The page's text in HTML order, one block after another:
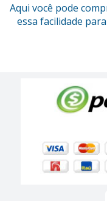
Aqui você pode
essa facilidade para